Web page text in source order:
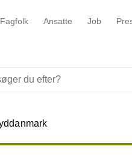
Fagfolk Ansatte Job